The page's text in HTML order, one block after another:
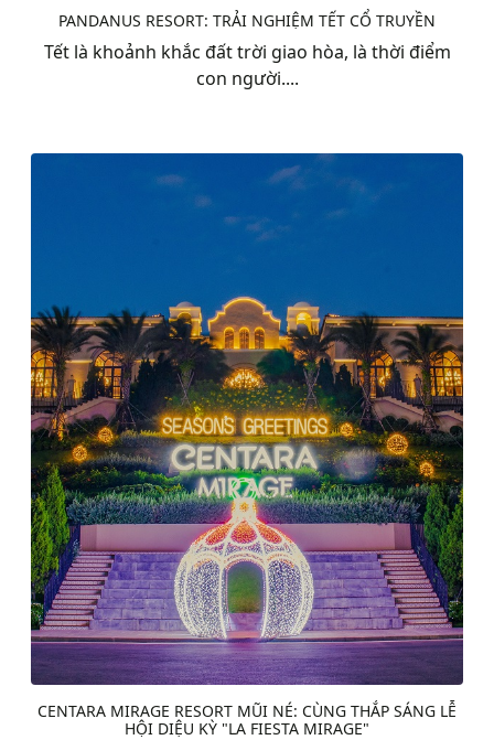
PANDANUS RESORT: TRẢI NGHIỆM TẾT CỔ TRUYỀN
Tết là khoảnh khắc đất trời giao hòa, là thời điểm
con người....
CENTARA MIRAGE RESORT MŨI NÉ: CÙNG THẮP SÁNG LỄ
HỘI DIỆU KỲ "LA FIESTA MIRAGE"